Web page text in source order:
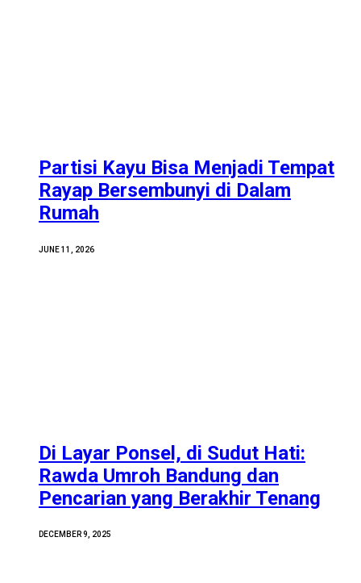
Partisi Kayu Bisa Menjadi Tempat
Rayap Bersembunyi di Dalam
Rumah
JUNE 11, 2026
Di Layar Ponsel, di Sudut Hati:
Rawda Umroh Bandung dan
Pencarian yang Berakhir Tenang
DECEMBER 9, 2025